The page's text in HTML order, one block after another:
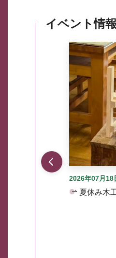
イベント情報
2026年07月18
夏休み木